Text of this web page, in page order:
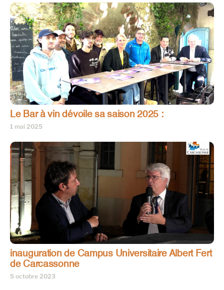
Le Bar à vin dévoile sa saison 2025 :
1 mai 2025
inauguration de Campus Universitaire Albert Fert
de Carcassonne
5 octobre 2023